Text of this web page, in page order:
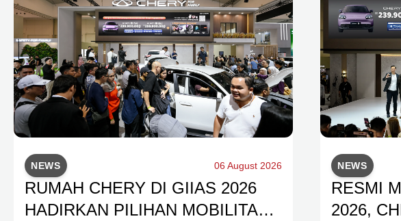
NEWS 06 August 2026
RUMAH CHERY DI GIIAS 2026
HADIRKAN PILIHAN MOBILITAS
NEWS
RESMI
2026,